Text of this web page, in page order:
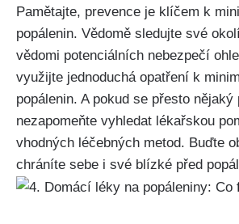
Pamětajte, prevence je klíčem​ k
popálenin. Vědomě sledujte své
vědomi potenciálních nebezpečí
využijte⁢ jednoduchá opatření k
popálenin. A ⁣pokud se přesto nějaký
‌nezapomeňte vyhledat lékařskou
vhodných léčebných metod. Buďte
chráníte sebe⁤ i své blízké před